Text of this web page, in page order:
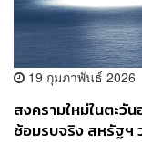
19 กุมภาพันธ์ 2026
สงครามใหม่ในตะวั
ซ้อมรบจริง สหรัฐฯ